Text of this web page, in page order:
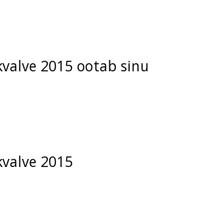
2015 ootab sinu
2015